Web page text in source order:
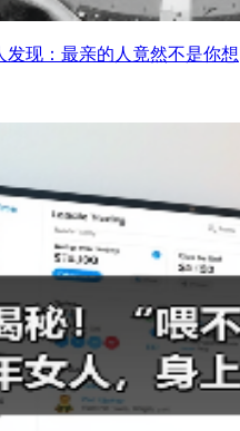
发现：最亲的人竟然不是你想